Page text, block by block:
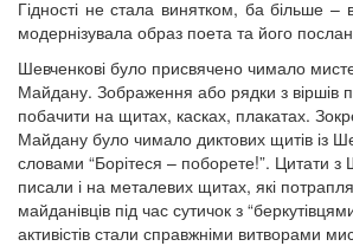
Гідності не стала винятком, ба більше –
модернізувала образ поета та його
Шевченкові було присвячено чимало
Майдану. Зображення або рядки з віршів
побачити на щитах, касках, плакатах.
Майдану було чимало диктових щитів із
словами “Борітеся – поборете!”. Цитати з
писали і на металевих щитах, які
майданівців під час сутичок з
активістів стали справжніми витворами